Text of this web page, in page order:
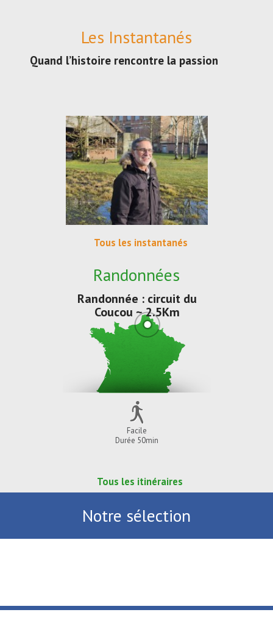
Les Instantanés
Quand l’histoire rencontre la passion
Tous les instantanés
Randonnées
Randonnée : circuit du
Coucou ~ 2.5Km
Facile
Durée 50min
Tous les itinéraires
Notre sélection